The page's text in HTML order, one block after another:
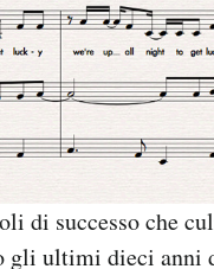
di successo che
gli ultimi dieci anni